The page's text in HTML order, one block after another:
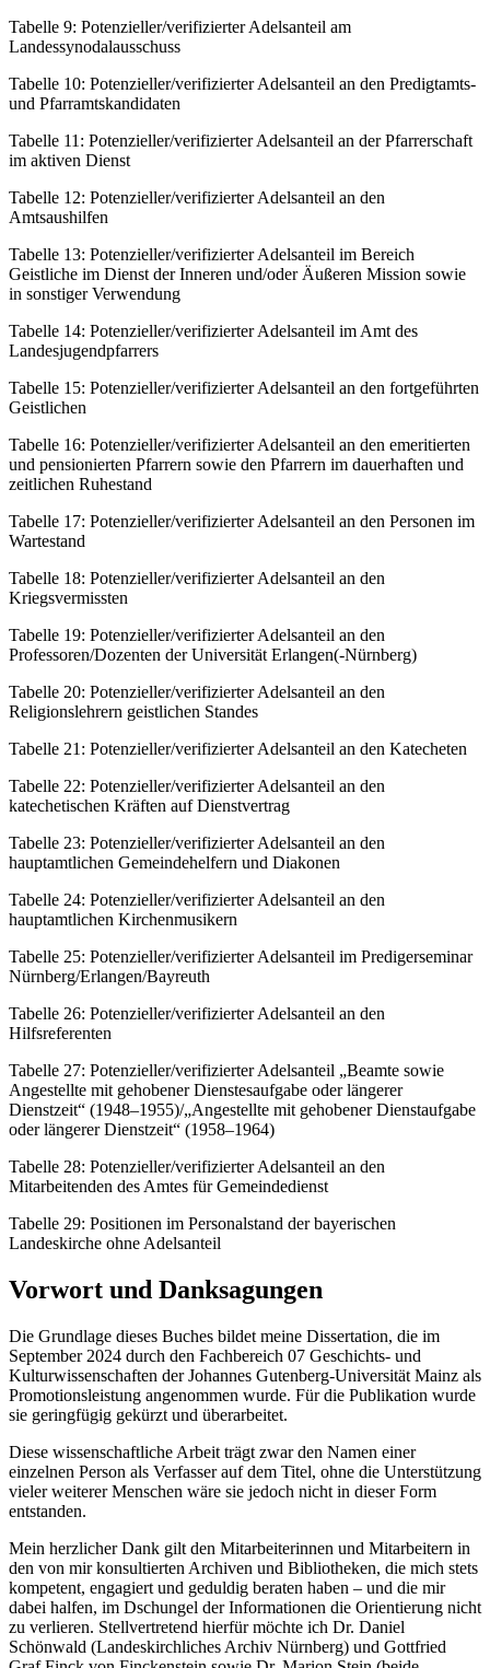
Tabelle 9: Potenzieller/verifizierter Adelsanteil am
Landessynodalausschuss
Tabelle 10: Potenzieller/verifizierter Adelsanteil an den Predigtamts-
und Pfarramtskandidaten
Tabelle 11: Potenzieller/verifizierter Adelsanteil an der Pfarrerschaft
im aktiven Dienst
Tabelle 12: Potenzieller/verifizierter Adelsanteil an den
Amtsaushilfen
Tabelle 13: Potenzieller/verifizierter Adelsanteil im Bereich
Geistliche im Dienst der Inneren und/oder Äußeren Mission sowie
in sonstiger Verwendung
Tabelle 14: Potenzieller/verifizierter Adelsanteil im Amt des
Landesjugendpfarrers
Tabelle 15: Potenzieller/verifizierter Adelsanteil an den fortgeführten
Geistlichen
Tabelle 16: Potenzieller/verifizierter Adelsanteil an den emeritierten
und pensionierten Pfarrern sowie den Pfarrern im dauerhaften und
zeitlichen Ruhestand
Tabelle 17: Potenzieller/verifizierter Adelsanteil an den Personen im
Wartestand
Tabelle 18: Potenzieller/verifizierter Adelsanteil an den
Kriegsvermissten
Tabelle 19: Potenzieller/verifizierter Adelsanteil an den
Professoren/Dozenten der Universität Erlangen(-Nürnberg)
Tabelle 20: Potenzieller/verifizierter Adelsanteil an den
Religionslehrern geistlichen Standes
Tabelle 21: Potenzieller/verifizierter Adelsanteil an den Katecheten
Tabelle 22: Potenzieller/verifizierter Adelsanteil an den
katechetischen Kräften auf Dienstvertrag
Tabelle 23: Potenzieller/verifizierter Adelsanteil an den
hauptamtlichen Gemeindehelfern und Diakonen
Tabelle 24: Potenzieller/verifizierter Adelsanteil an den
hauptamtlichen Kirchenmusikern
Tabelle 25: Potenzieller/verifizierter Adelsanteil im Predigerseminar
Nürnberg/Erlangen/Bayreuth
Tabelle 26: Potenzieller/verifizierter Adelsanteil an den
Hilfsreferenten
Tabelle 27: Potenzieller/verifizierter Adelsanteil „Beamte sowie
Angestellte mit gehobener Dienstesaufgabe oder längerer
Dienstzeit“ (1948–1955)/„Angestellte mit gehobener Dienstaufgabe
oder längerer Dienstzeit“ (1958–1964)
Tabelle 28: Potenzieller/verifizierter Adelsanteil an den
Mitarbeitenden des Amtes für Gemeindedienst
Tabelle 29: Positionen im Personalstand der bayerischen
Landeskirche ohne Adelsanteil
Vorwort und Danksagungen
Die Grundlage dieses Buches bildet meine Dissertation, die im
September 2024 durch den Fachbereich 07 Geschichts- und
Kulturwissenschaften der Johannes Gutenberg-Universität Mainz als
Promotionsleistung angenommen wurde. Für die Publikation wurde
sie geringfügig gekürzt und überarbeitet.
Diese wissenschaftliche Arbeit trägt zwar den Namen einer
einzelnen Person als Verfasser auf dem Titel, ohne die Unterstützung
vieler weiterer Menschen wäre sie jedoch nicht in dieser Form
entstanden.
Mein herzlicher Dank gilt den Mitarbeiterinnen und Mitarbeitern in
den von mir konsultierten Archiven und Bibliotheken, die mich stets
kompetent, engagiert und geduldig beraten haben – und die mir
dabei halfen, im Dschungel der Informationen die Orientierung nicht
zu verlieren. Stellvertretend hierfür möchte ich Dr. Daniel
Schönwald (Landeskirchliches Archiv Nürnberg) und Gottfried